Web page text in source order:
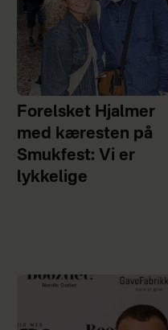
Forelsket Hjalmer
med kæresten på
Smukfest: Vi er
lykkelige